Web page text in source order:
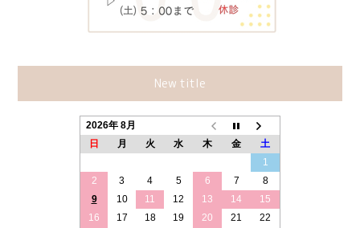
New title
2026年 8月
日
月 火 水 木 金
土
1
2
3 4 5 6 7
8
9
10 11 12 13 14
15
16
17 18 19 20 21
22